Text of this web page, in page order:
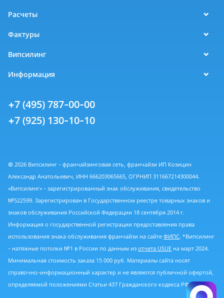
Расчеты
Фактуры
Випсилинг
Информация
+7 (495) 787-00-00
+7 (925) 130-10-10
© 2026 Випсилинг - франчайзинговая сеть, франчайзи ИП Козицин
Александр Анатольевич, ИНН 666203065665, ОГРНИП 311667214300044.
«Випсилинг» - зарегистрированный знак обслуживания, свидетельство
№522599. Зарегистрирован в Государственном реестре товарных знаков и
знаков обслуживания Российской Федерации 18 сентября 2014 г.
Информация о государственной регистрации предоставления права
использования знака обслуживания франчайзи на сайте ФИПС. *Випсилинг
- натяжные потолки №1 в России по данным из отчета USUE на март 2024.
Минимальная стоимость заказа 15 000 руб. Материалы сайта носят
справочно-информационный характер и не являются публичной офертой,
определяемой положениями Статьи 437 Гражданского кодекса РФ.